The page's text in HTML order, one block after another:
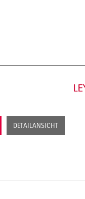
DETAILANSICHT